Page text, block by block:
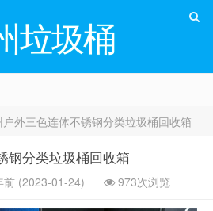
垃圾桶
户外三色连体不锈钢分类垃圾桶回收箱
钢分类垃圾桶回收箱
前 (2023-01-24) 973次浏览